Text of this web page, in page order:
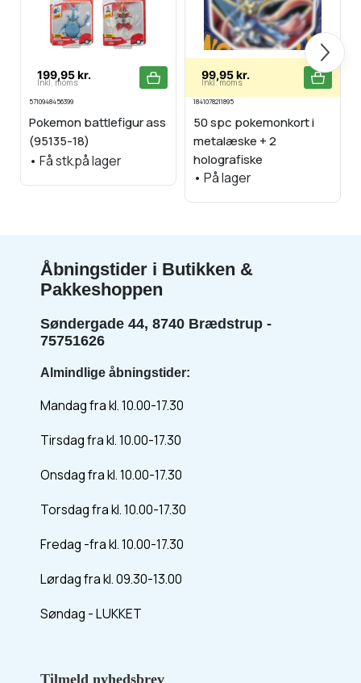
Næste
199,95 kr.
Inkl. moms
5710948456399
Pokemon battlefigur ass
(95135-18)
• Få stk.på lager
99,95 kr.
Inkl. moms
1841078211895
50 spc pokemonkort i
metalæske + 2
holografiske
• På lager
Åbningstider i Butikken &
Pakkeshoppen
Søndergade 44, 8740 Brædstrup -
75751626
Almindlige åbningstider:
Mandag fra kl. 10.00-17.30
Tirsdag fra kl. 10.00-17.30
Onsdag fra kl. 10.00-17.30
Torsdag fra kl. 10.00-17.30
Fredag -fra kl. 10.00-17.30
Lørdag fra kl. 09.30-13.00
Søndag - LUKKET
Tilmeld nyhedsbrev